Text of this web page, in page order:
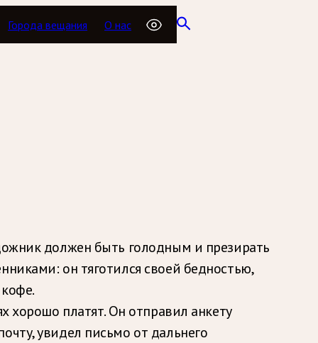
Города вещания О нас
должен быть голодным и презирать
он тяготился своей бедностью,
хорошо платят. Он отправил анкету
увидел письмо от дальнего